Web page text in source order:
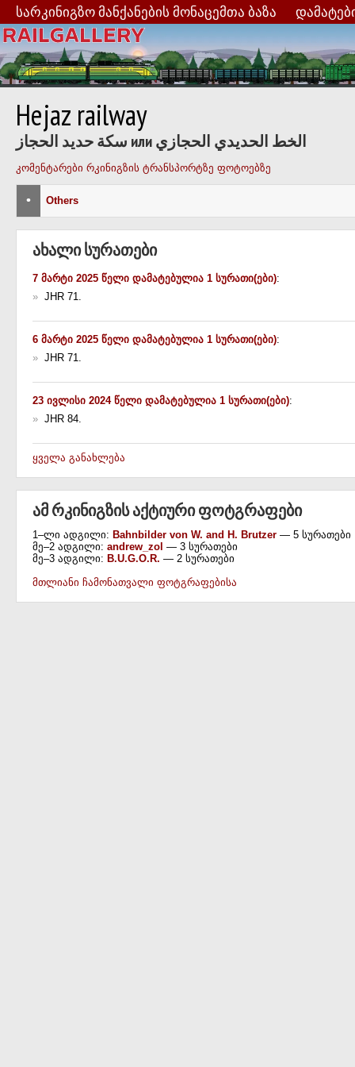
სარკინიგზო მანქანების მონაცემთა ბაზა
Hejaz railway
سكة حديد الحجاز или الخط الحديدي الحجازي
კომენტარები რკინიგზის ტრანსპორტზე ფოტოებზე
• Others
ახალი სურათები
7 მარტი 2025 წელი დამატებულია 1 სურათი(ები):
» JHR 71.
6 მარტი 2025 წელი დამატებულია 1 სურათი(ები):
» JHR 71.
23 ივლისი 2024 წელი დამატებულია 1 სურათი(ები):
» JHR 84.
ყველა განახლება
ამ რკინიგზის აქტიური ფოტგრაფები
1–ლი ადგილი: Bahnbilder von W. and H. Brutzer — 5 სურათები
მე–2 ადგილი: andrew_zol — 3 სურათები
მე–3 ადგილი: B.U.G.O.R. — 2 სურათები
მთლიანი ჩამონათვალი ფოტგრაფებისა